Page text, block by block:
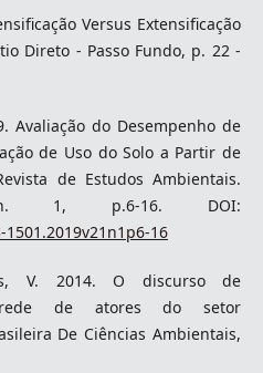
Versus Extensificação
Direto - Passo Fundo, p. 22 -
Avaliação do Desempenho de
de Uso do Solo a Partir de
de Estudos Ambientais.
n. 1, p.6-16. DOI:
16
V. 2014. O discurso de
de atores do setor
De Ciências Ambientais,